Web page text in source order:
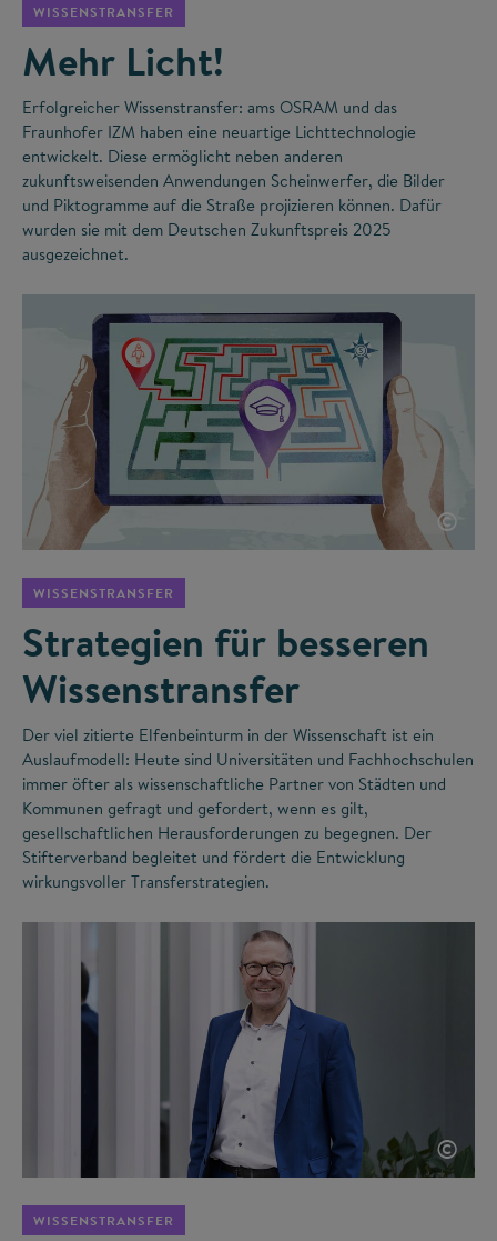
WISSENSTRANSFER
Mehr Licht!
Erfolgreicher Wissenstransfer: ams OSRAM und das
Fraunhofer IZM haben eine neuartige Lichttechnologie
entwickelt. Diese ermöglicht neben anderen
zukunftsweisenden Anwendungen Scheinwerfer, die Bilder
und Piktogramme auf die Straße projizieren können. Dafür
wurden sie mit dem Deutschen Zukunftspreis 2025
ausgezeichnet.
©
WISSENSTRANSFER
Strategien für besseren
Wissenstransfer
Der viel zitierte Elfenbeinturm in der Wissenschaft ist ein
Auslaufmodell: Heute sind Universitäten und Fachhochschulen
immer öfter als wissenschaftliche Partner von Städten und
Kommunen gefragt und gefordert, wenn es gilt,
gesellschaftlichen Herausforderungen zu begegnen. Der
Stifterverband begleitet und fördert die Entwicklung
wirkungsvoller Transferstrategien.
©
WISSENSTRANSFER